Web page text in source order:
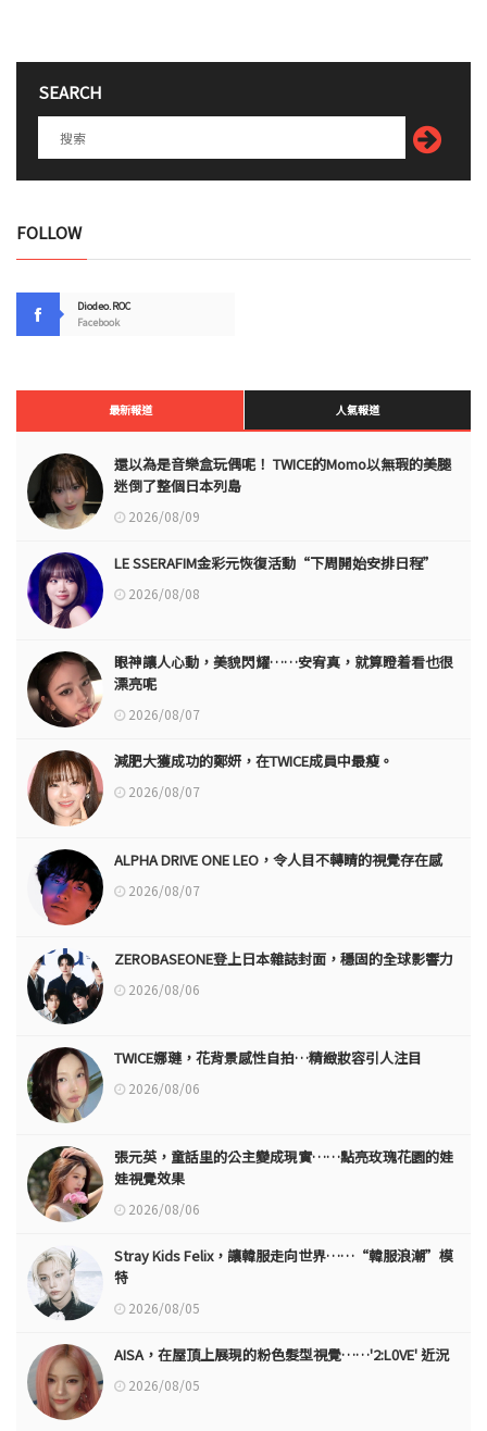
SEARCH
FOLLOW
Diodeo.ROC
Facebook
最新報道 人氣報道
還以為是音樂盒玩偶呢！ TWICE的Momo以無瑕的美腿
迷倒了整個日本列島
2026/08/09
LE SSERAFIM金彩元恢復活動“下周開始安排日程”
2026/08/08
眼神讓人心動，美貌閃耀……安宥真，就算瞪着看也很
漂亮呢
2026/08/07
減肥大獲成功的鄭妍，在TWICE成員中最瘦。
2026/08/07
ALPHA DRIVE ONE LEO，令人目不轉睛的視覺存在感
2026/08/07
ZEROBASEONE登上日本雜誌封面，穩固的全球影響力
2026/08/06
TWICE娜璉，花背景感性自拍…精緻妝容引人注目
2026/08/06
張元英，童話里的公主變成現實……點亮玫瑰花園的娃
娃視覺效果
2026/08/06
Stray Kids Felix，讓韓服走向世界……“韓服浪潮”模
特
2026/08/05
AISA，在屋頂上展現的粉色髮型視覺……'2:L0VE' 近況
2026/08/05